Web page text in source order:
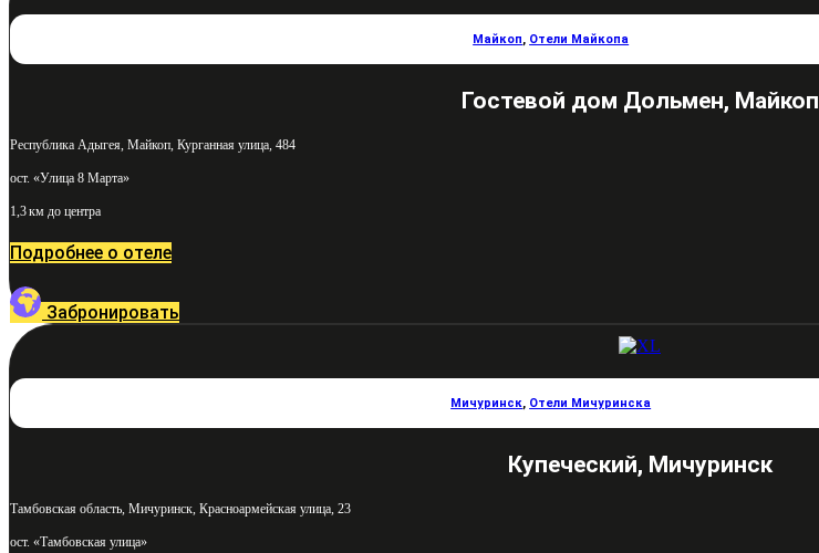
Майкоп, Отели Майкопа
Гостевой дом Дольмен, Майкоп
Республика Адыгея, Майкоп, Курганная улица, 484
ост. «Улица 8 Марта»
1,3 км до центра
Подробнее о отеле
Забронировать
Мичуринск, Отели Мичуринска
Купеческий, Мичуринск
Тамбовская область, Мичуринск, Красноармейская улица, 23
ост. «Тамбовская улица»